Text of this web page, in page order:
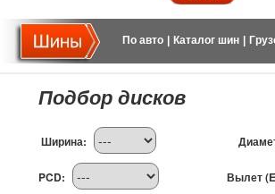
По авто Каталог шин
Подбор дисков
Ширина:
PCD: Вылет